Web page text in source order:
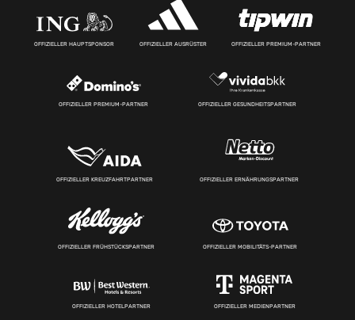
OFFIZIELLER HAUPTSPONSOR OFFIZIELLER AUSRÜSTER OFFIZIELLER PREMIUM-PARTNER
OFFIZIELLER PREMIUM-PARTNER OFFIZIELLER GESUNDHEITSPARTNER
OFFIZIELLER KREUZFAHRTPARTNER OFFIZIELLER ERNÄHRUNGSPARTNER
OFFIZIELLER FRÜHSTÜCKSPARTNER OFFIZIELLER MOBILITÄTS-PARTNER
OFFIZIELLER HOTELPARTNER OFFIZIELLER MEDIENPARTNER